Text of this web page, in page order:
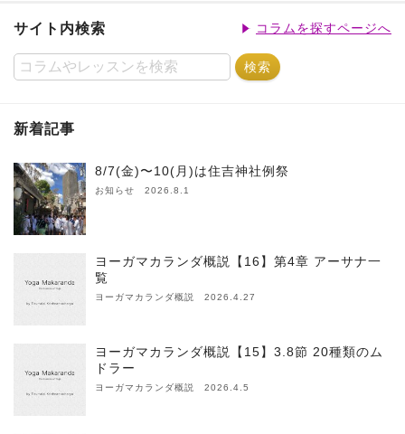
サイト内検索 コラムを探すページへ
新着記事
8/7(金)〜10(月)は住吉神社例祭
お知らせ 2026.8.1
ヨーガマカランダ概説【16】第4章 アーサナ一
覧
ヨーガマカランダ概説 2026.4.27
ヨーガマカランダ概説【15】3.8節 20種類のム
ドラー
ヨーガマカランダ概説 2026.4.5